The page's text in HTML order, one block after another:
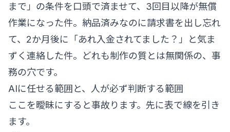
まで」の条件を口頭で済ませて、3回目以降が無償
作業になった件。納品済みなのに請求書を出し忘れ
て、2か月後に「あれ入金されてました？」と気ま
ずく連絡した件。どれも制作の質とは無関係の、事
務の穴です。
AIに任せる範囲と、人が必ず判断する範囲
ここを曖昧にすると事故ります。先に表で線を引き
ます。